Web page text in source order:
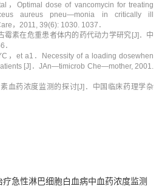
，Optimal dose of vancomycin for treating
aureus pneu—monia in critically ill
，2011, 39(6): 1030. 1037．
霉素在危重患者体内的药代动力学研究[J]．中
，et a1．Necessity of a loading dosewhen
[J]．JAn—timicrob Che—mother, 2001.
血药浓度监测的探讨[J]．中国临床药理学杂
急性淋巴细胞白血病中血药浓度监测